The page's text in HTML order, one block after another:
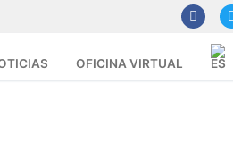
OFICINA VIRTUAL